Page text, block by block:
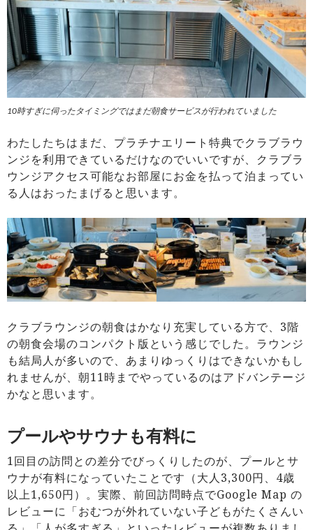
10時すぎに伺ったタイミングではまだ朝食サービスが行われていました
わたしたちはまだ、プラチナエリート特典でクラブラウ
ンジを利用できているだけなのでいいですが、クラブラ
ウンジアクセス可能なお部屋にお金を払って泊まってい
る人はおったまげると思います。
クラブラウンジの朝食はかなり充実している方で、3階
の朝食会場のコンパクト版という感じでした。ラウンジ
も結局人が多いので、あまりゆっくりはできないかもし
れませんが、朝11時までやっているのはアドバンテージ
かなと思います。
プールやサウナも有料に
1回目の訪問との差分でびっくりしたのが、プールとサ
ウナが有料になっていたことです（大人3,300円、4歳
以上1,650円）。実際、前回訪問時点でGoogle Map の
レビューに「おむつが外れていない子どもがたくさんい